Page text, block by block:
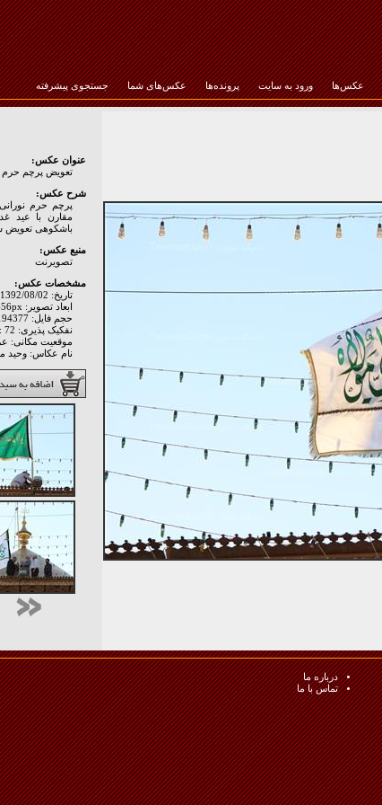
عکس‌ها ورود به سایت پرونده‌ها عکس‌های شما جستجوی پیشرفته
عنوان عکس:
تعویض پرچم حرم
شرح عکس:
مقارن با عید
باشکوهی تعویض
منبع عکس:
تصويرنت
مشخصات عکس:
تاریخ: 1392/08/02
ابعاد تصویر: 5184px * 3456px
حجم فایل: 4194377 Byte
نفکیک پذیری: Hor: 72 - Ver: 72
موقعیت مکانی:
نام عکاس: وحید
درباره ما
تماس با ما